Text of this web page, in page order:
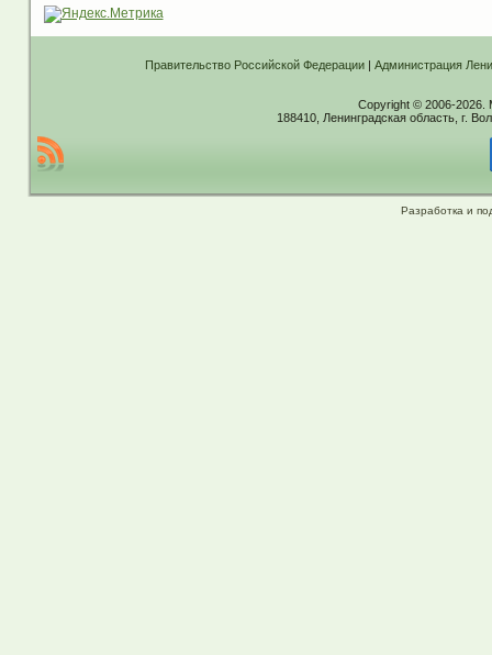
Правительство Российской Федерации| Администрация
Copyright © 2006-2026.
188410, Ленинградская область, г.
Разработка и